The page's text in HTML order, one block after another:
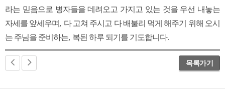
라는 믿음으로 병자들을 데려오고 가지고 있는 것을 우선 내놓는
자세를 앞세우며, 다 고쳐 주시고 다 배불리 먹게 해주기 위해 오시
는 주님을 준비하는, 복된 하루 되기를 기도합니다.
목록가기